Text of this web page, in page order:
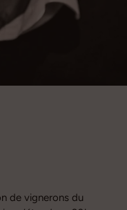
de vignerons du